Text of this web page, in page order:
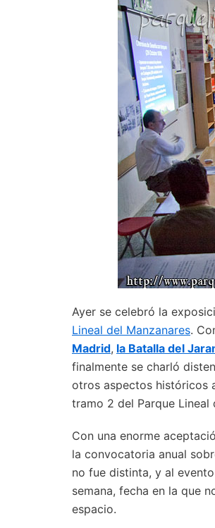
Ayer se celebró la
Lineal del Manzanares.
Madrid, la Batalla del
finalmente se charló
otros aspectos históricos
tramo 2 del Parque Lineal
Con una enorme
la convocatoria anual
no fue distinta, y al
semana, fecha en la que
espacio.